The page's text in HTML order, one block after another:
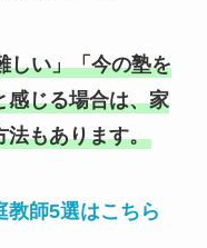
しい」「今の塾を
感じる場合は、家
法もあります。
教師5選はこちら